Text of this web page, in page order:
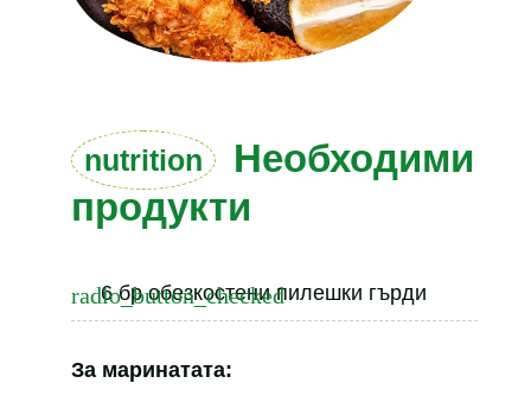
nutrition
Необходими
продукти
6 бр обезкостени пилешки гърди
За маринатата: